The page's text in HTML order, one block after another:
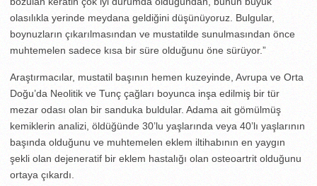
olasılıkla yerinde meydana geldiğini düşünüyoruz. Bulgular,
boynuzların çıkarılmasından ve mustatilde sunulmasından önce
muhtemelen sadece kısa bir süre olduğunu öne sürüyor.”
Araştırmacılar, mustatil başının hemen kuzeyinde, Avrupa ve Orta
Doğu’da Neolitik ve Tunç çağları boyunca inşa edilmiş bir tür
mezar odası olan bir sanduka buldular. Adama ait gömülmüş
kemiklerin analizi, öldüğünde 30’lu yaşlarında veya 40’lı yaşlarının
başında olduğunu ve muhtemelen eklem iltihabının en yaygın
şekli olan dejeneratif bir eklem hastalığı olan osteoartrit olduğunu
ortaya çıkardı.